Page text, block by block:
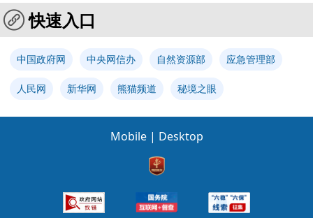
快速入口
中国政府网 中央网信办 自然资源部 应急管理部
人民网 新华网 熊猫频道 秘境之眼
Mobile | Desktop